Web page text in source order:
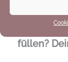
Aber mit
füllen?